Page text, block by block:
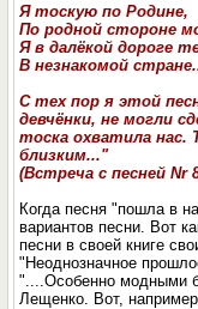
Я тоскую по Родине,
По родной стороне
Я в далёкой дороге
В незнакомой
С тех пор я этой
девчёнки, не могли
тоска охватила нас.
близким..."
(Встреча с песней Nr
Когда песня "пошла в
вариантов песни. Вот
песни в своей книге
"Неоднозначное
"....Особенно модными
Лещенко. Вот,